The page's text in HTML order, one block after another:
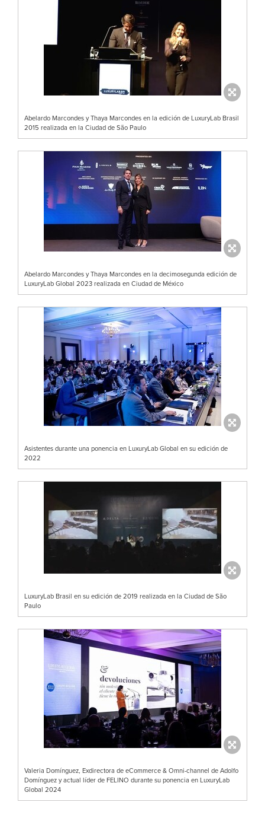
Abelardo Marcondes y Thaya Marcondes en la edición de LuxuryLab Brasil
2015 realizada en la Ciudad de São Paulo
Abelardo Marcondes y Thaya Marcondes en la decimosegunda edición de
LuxuryLab Global 2023 realizada en Ciudad de México
Asistentes durante una ponencia en LuxuryLab Global en su edición de
2022
LuxuryLab Brasil en su edición de 2019 realizada en la Ciudad de São
Paulo
Valeria Domínguez, Exdirectora de eCommerce & Omni-channel de Adolfo
Domínguez y actual líder de FELINO durante su ponencia en LuxuryLab
Global 2024